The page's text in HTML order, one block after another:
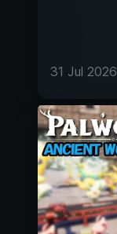
31 Jul 2026